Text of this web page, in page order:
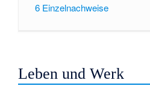
6 Einzelnachweise
Leben und Werk